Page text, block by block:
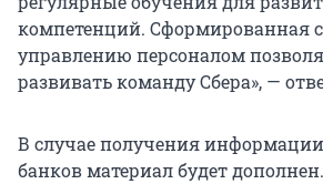
компетенций. Сформированная
управлению персоналом
развивать команду Сбера», —
В случае получения
банков материал будет дополнен.